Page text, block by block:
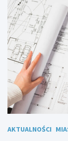
AKTUALNOŚCI